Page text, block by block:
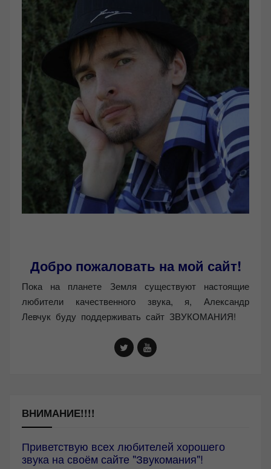
Добро пожаловать на мой сайт!
Пока на планете Земля существуют настоящие
любители качественного звука, я, Александр
Левчук буду поддерживать сайт ЗВУКОМАНИЯ!
ВНИМАНИЕ!!!!
Приветствую всех любителей хорошего
звука на своём сайте "Звукомания"!